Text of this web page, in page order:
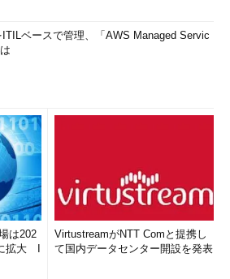
ベースで管理、「AWS Managed Servic
は202
拡大 I
VirtustreamがNTT Comと提携し
て国内データセンター開設を発表